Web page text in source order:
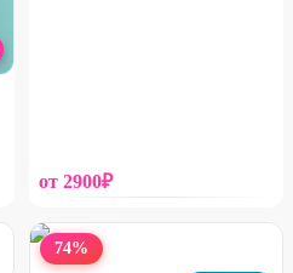
от 2900₽
74%